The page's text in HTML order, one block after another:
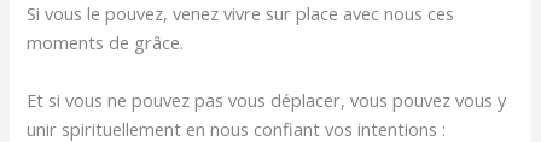
Si vous le pouvez, venez vivre sur place avec nous ces
moments de grâce.
Et si vous ne pouvez pas vous déplacer, vous pouvez vous y
unir spirituellement en nous confiant vos intentions :